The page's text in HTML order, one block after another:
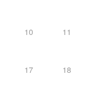
10 11
17 18